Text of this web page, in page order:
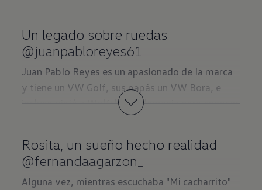
Un legado sobre ruedas
@juanpabloreyes61
Juan Pablo Reyes es un apasionado de la marca
y tiene un VW Golf, sus papás un VW Bora, e
incluso viajó a Wolfsburg Alemania para conocer
la planta principal de VW.
En esta foto tomada en Guatavita lo vemos
junto a su Volkswagen Super Beetle 1972 y
junto a la replica 1:4 (a control remoto) que es
de JOEY, su perrito (los que estuvieron en la
Rosita, un sueño hecho realidad
@fernandaagarzon_
Alguna vez, mientras escuchaba "Mi cacharrito"